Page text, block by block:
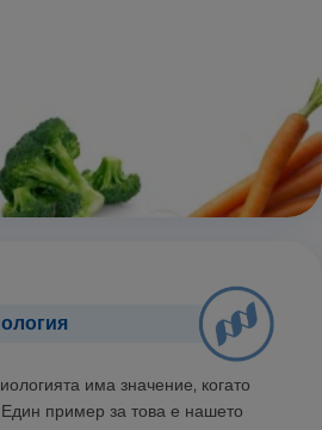
има значение, когато
пример за това е нашето